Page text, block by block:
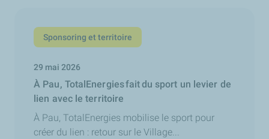
Sponsoring et territoire
29 mai 2026
À Pau, TotalEnergies fait du sport un levier de
lien avec le territoire
À Pau, TotalEnergies mobilise le sport pour
créer du lien : retour sur le Village...